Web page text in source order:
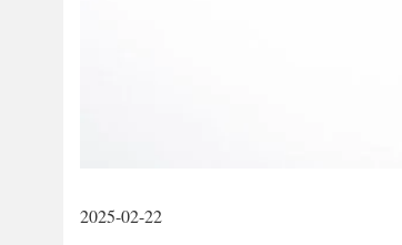
2025-02-22